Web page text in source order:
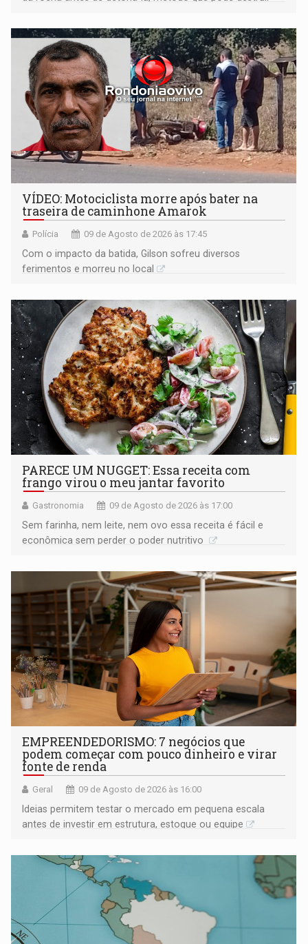
VÍDEO: Motociclista morre após bater na
traseira de caminhone Amarok
Polícia 09 de Agosto de 2026 às 17:45
​Com o impacto da batida, Gilson sofreu diversos
ferimentos e morreu no local
PARECE UM NUGGET: Essa receita com
frango virou o meu jantar favorito
Gastronomia 09 de Agosto de 2026 às 17:00
Sem farinha, nem leite, nem ovo essa receita é fácil e
econômica sem perder o poder nutritivo
EMPREENDEDORISMO: 7 negócios que
podem começar com pouco dinheiro e virar
fonte de renda
Geral 09 de Agosto de 2026 às 16:00
Ideias permitem testar o mercado em pequena escala
antes de investir em estrutura, estoque ou equipe